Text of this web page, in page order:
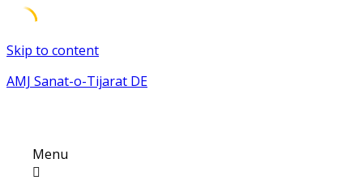
Skip to content
AMJ Sanat-o-Tijarat DE
Menu